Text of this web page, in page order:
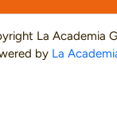
La Academia
by La